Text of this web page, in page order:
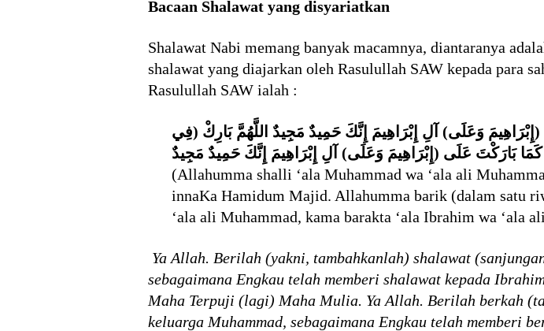
Bacaan Shalawat yang disyariatkan
Shalawat Nabi memang banyak macamnya, diantaranya
shalawat yang diajarkan oleh Rasulullah SAW kepada para
Rasulullah SAW ialah :
وَعَلَى) آلِ إِبْرَاهِيمَ إِنَّكَ حَمِيدٌ مَجِيدٌ اللَّهُمَّ بَارِكْ (فِي
بَارَكْتَ عَلَى (إِبْرَاهِيمَ وَعَلَى) آلِ إِبْرَاهِيمَ إِنَّكَ حَمِيدٌ مَجِيدٌ
(Allahumma shalli ‘ala Muhammad wa ‘ala ali
innaKa Hamidum Majid. Allahumma barik (dalam satu
‘ala ali Muhammad, kama barakta ‘ala Ibrahim wa
Ya Allah. Berilah (yakni, tambahkanlah) shalawat
sebagaimana Engkau telah memberi shalawat kepada
Maha Terpuji (lagi) Maha Mulia. Ya Allah. Berilah berkah
keluarga Muhammad, sebagaimana Engkau telah memberi